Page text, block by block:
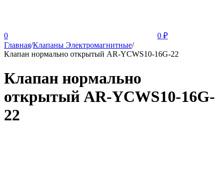
0 0 ₽
Главная/Клапаны Электромагнитные/
Клапан нормально открытый AR-YCWS10-16G-22
Клапан нормально
открытый AR-YCWS10-16G-
22